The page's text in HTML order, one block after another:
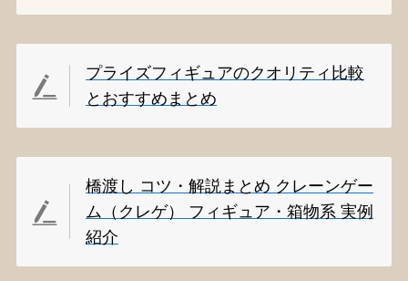
プライズフィギュアのクオリティ比較
とおすすめまとめ
橋渡し コツ・解説まとめ クレーンゲー
ム（クレゲ） フィギュア・箱物系 実例
紹介